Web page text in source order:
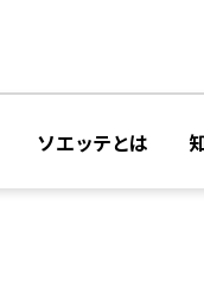
ソエッテとは